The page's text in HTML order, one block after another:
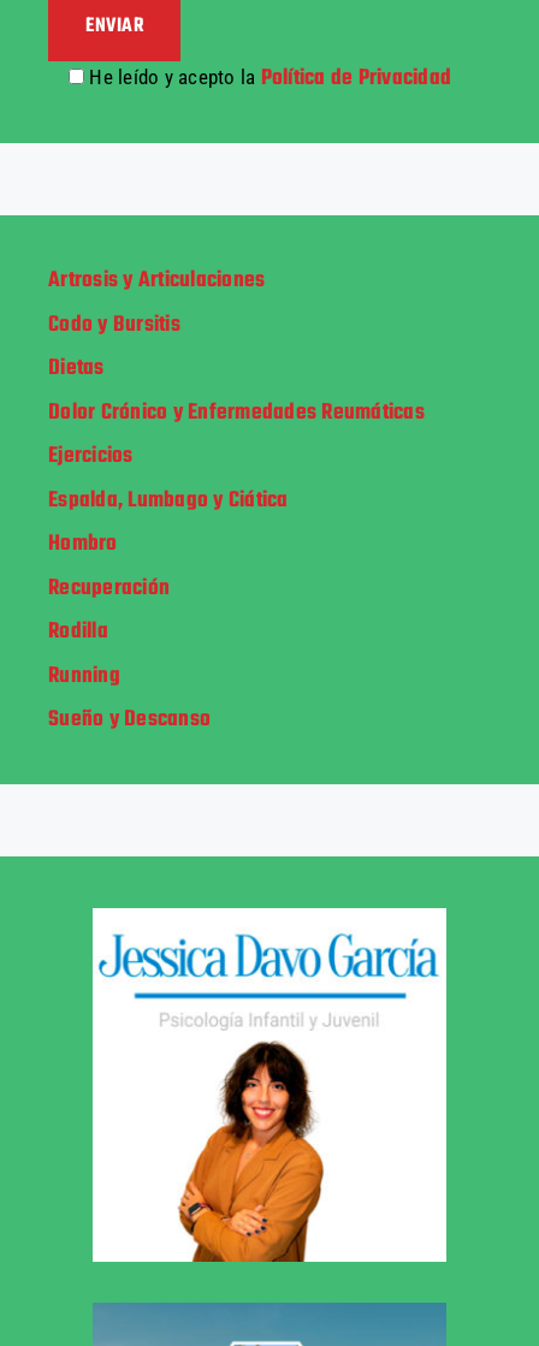
He leído y acepto la Política de Privacidad
Artrosis y Articulaciones
Codo y Bursitis
Dietas
Dolor Crónico y Enfermedades Reumáticas
Ejercicios
Espalda, Lumbago y Ciática
Hombro
Recuperación
Rodilla
Running
Sueño y Descanso